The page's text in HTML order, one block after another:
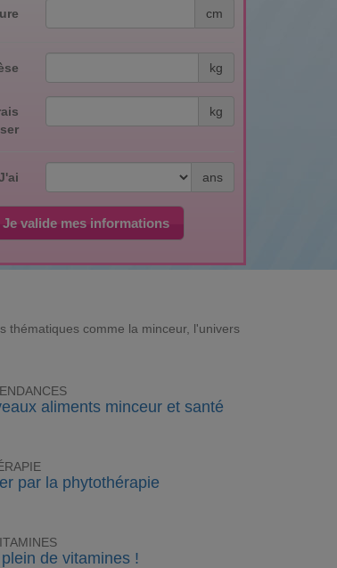
cm
kg
kg
ans
Je valide mes informations
thématiques comme la minceur, l'univers
aliments minceur et santé
par la phytothérapie
de vitamines !